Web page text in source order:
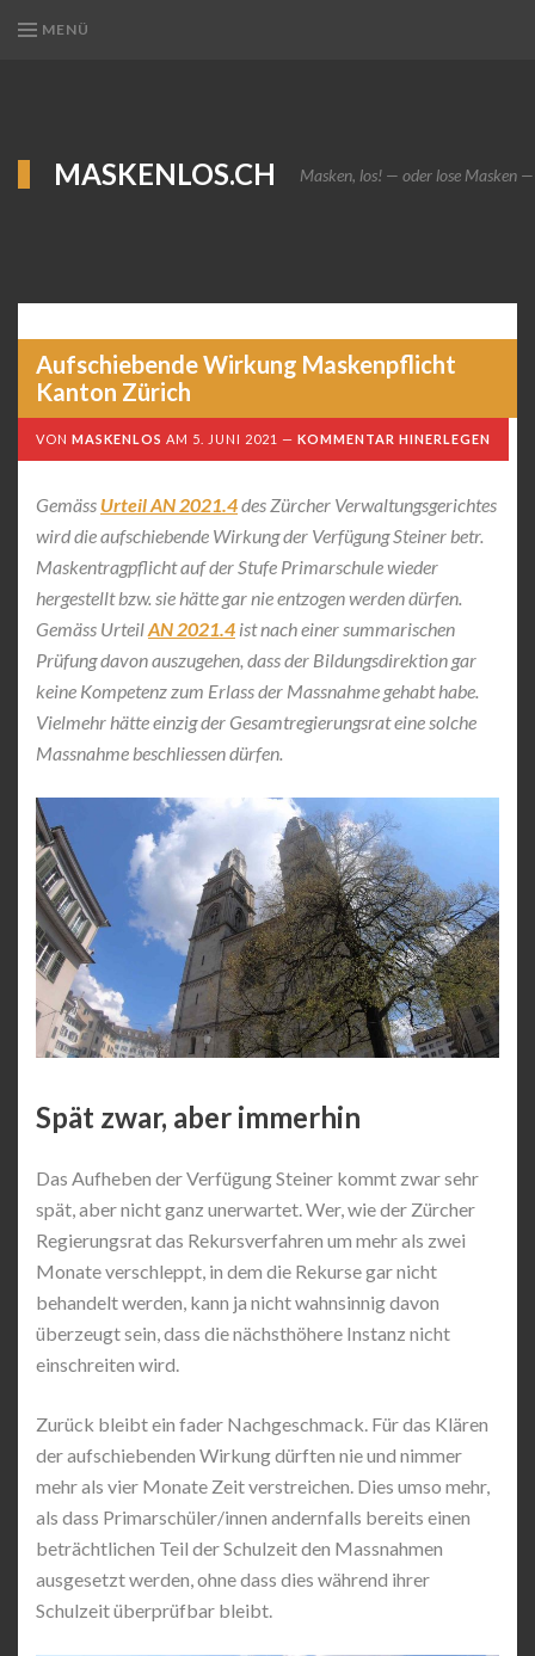
MENÜ
MASKENLOS.CH Masken, los! — oder lose Masken
Aufschiebende Wirkung Maskenpflicht
Kanton Zürich
VON MASKENLOS AM 5. JUNI 2021 KOMMENTAR HINERLEGEN
Gemäss Urteil AN 2021.4des Zürcher Verwaltungsgerichtes
wird die aufschiebende Wirkung der Verfügung Steiner betr.
Maskentragpflicht auf der Stufe Primarschule wieder
hergestellt bzw. sie hätte gar nie entzogen werden dürfen.
Gemäss UrteilAN 2021.4 ist nach einer summarischen
Prüfung davon auszugehen, dass der Bildungsdirektion gar
keine Kompetenz zum Erlass der Massnahme gehabt habe.
Vielmehr hätte einzig der Gesamtregierungsrat eine solche
Massnahme beschliessen dürfen.
Spät zwar, aber immerhin
Das Aufheben der Verfügung Steiner kommt zwar sehr
spät, aber nicht ganz unerwartet. Wer, wie der Zürcher
Regierungsrat das Rekursverfahren um mehr als zwei
Monate verschleppt, in dem die Rekurse gar nicht
behandelt werden, kann ja nicht wahnsinnig davon
überzeugt sein, dass die nächsthöhere Instanz nicht
einschreiten wird.
Zurück bleibt ein fader Nachgeschmack. Für das Klären
der aufschiebenden Wirkung dürften nie und nimmer
mehr als vier Monate Zeit verstreichen. Dies umso mehr,
als dass Primarschüler/innen andernfalls bereits einen
beträchtlichen Teil der Schulzeit den Massnahmen
ausgesetzt werden, ohne dass dies während ihrer
Schulzeit überprüfbar bleibt.